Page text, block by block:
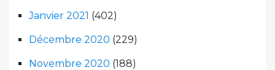
Janvier 2021 (402)
Décembre 2020 (229)
Novembre 2020 (188)